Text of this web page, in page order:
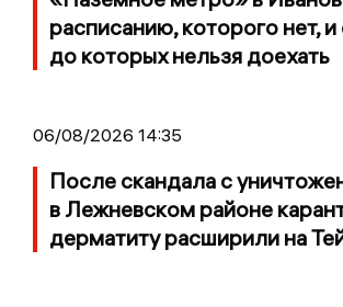
расписанию, которого нет, и
до которых нельзя доехать
06/08/2026 14:35
После скандала с
в Лежневском районе
дерматиту расширили на